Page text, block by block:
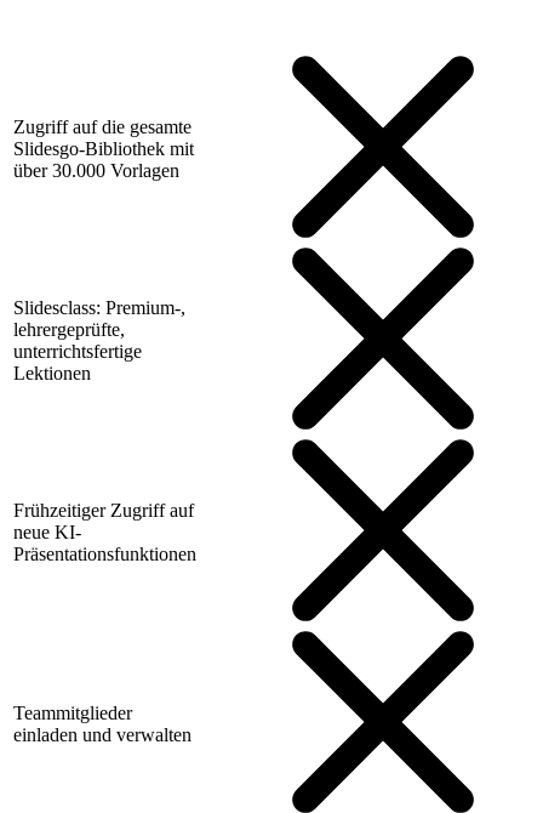
Zugriff auf die gesamte
Slidesgo-Bibliothek mit
über 30.000 Vorlagen
Slidesclass: Premium-,
lehrergeprüfte,
unterrichtsfertige
Lektionen
Frühzeitiger Zugriff auf
neue KI-
Präsentationsfunktionen
Teammitglieder
einladen und verwalten